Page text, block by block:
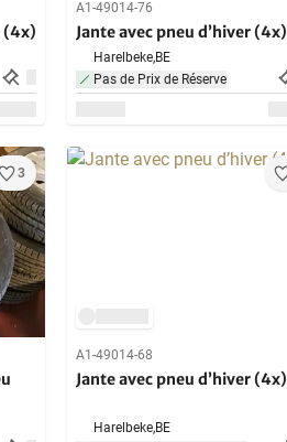
(4x)
A1-49014-76
Jante avec pneu d’hiver (4x)
Harelbeke,BE
Pas de Prix de Réserve
3
A1-49014-68
Jante avec pneu d’hiver (4x)
Harelbeke,BE